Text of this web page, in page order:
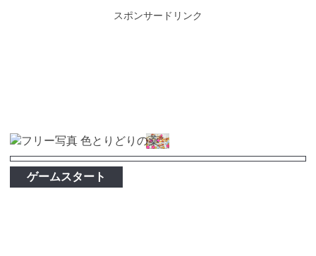
スポンサードリンク
ゲームスタート